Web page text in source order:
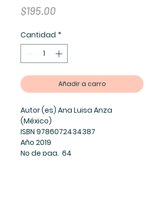
$195.00
Cantidad *
Añadir a carro
Autor (es) Ana Luisa Anza
(México)
ISBN 9786072434387
Año 2019
No de pag. 64